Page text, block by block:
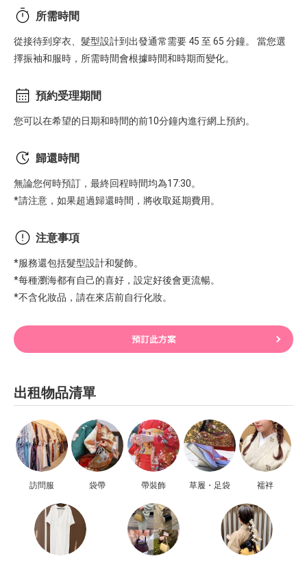
所需時間
從接待到穿衣、髮型設計到出發通常需要 45 至 65 分鐘。 當您選
擇振袖和服時，所需時間會根據時間和時期而變化。
預約受理期間
您可以在希望的日期和時間的前10分鐘內進行網上預約。
歸還時間
無論您何時預訂，最終回程時間均為17:30。
*請注意，如果超過歸還時間，將收取延期費用。
注意事項
*服務還包括髮型設計和髮飾。
*每種瀏海都有自己的喜好，設定好後會更流暢。
*不含化妝品，請在來店前自行化妝。
預訂此方案
出租物品清單
訪問服 袋帶 帶裝飾 草履・足袋 襦袢